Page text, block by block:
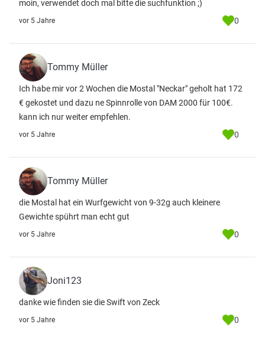
moin, verwendet doch mal bitte die suchfunktion ;)
vor 5 Jahre 0
Tommy Müller
Ich habe mir vor 2 Wochen die Mostal "Neckar" geholt hat 172
€ gekostet und dazu ne Spinnrolle von DAM 2000 für 100€.
kann ich nur weiter empfehlen.
vor 5 Jahre 0
Tommy Müller
die Mostal hat ein Wurfgewicht von 9-32g auch kleinere
Gewichte spührt man echt gut
vor 5 Jahre 0
Joni123
danke wie finden sie die Swift von Zeck
vor 5 Jahre 0